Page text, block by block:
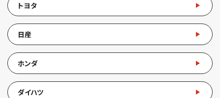
トヨタ
日産
ホンダ
ダイハツ